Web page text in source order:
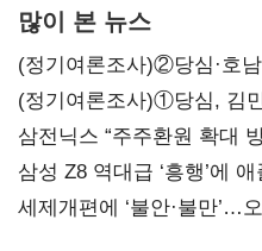
많이 본 뉴스
(정기여론조사)②당심·호
(정기여론조사)①당심, 김
지지도 '50% 아래로'(종합)
삼전닉스 “주주환원 확대
보내
삼성 Z8 역대급 ‘흥행’에
대전’
세제개편에 ‘불안·불만’…